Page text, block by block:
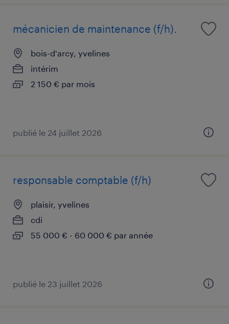
mécanicien de maintenance (f/h).
bois-d'arcy, yvelines
intérim
2 150 € par mois
publié le 24 juillet 2026
responsable comptable (f/h)
plaisir, yvelines
cdi
55 000 € - 60 000 € par année
publié le 23 juillet 2026